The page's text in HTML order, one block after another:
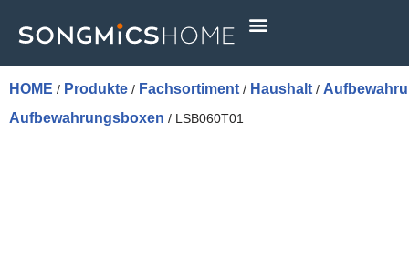
Skip
to
HOME / Produkte / Fachsortiment / Haushalt /
Aufbewahrungsboxen / LSB060T01